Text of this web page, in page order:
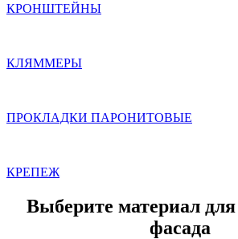
КРОНШТЕЙНЫ
КЛЯММЕРЫ
ПРОКЛАДКИ ПАРОНИТОВЫЕ
КРЕПЕЖ
Выберите материал
фасада